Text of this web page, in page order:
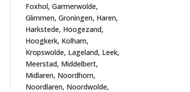
Foxhol, Garmerwolde,
Glimmen, Groningen, Haren,
Harkstede, Hoogezand,
Hoogkerk, Kolham,
Kropswolde, Lageland, Leek,
Meerstad, Middelbert,
Midlaren, Noordhorn,
Noordlaren, Noordwolde,